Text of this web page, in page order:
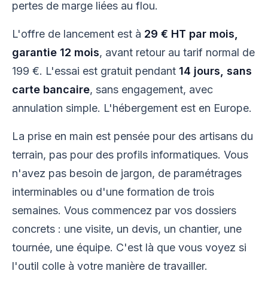
pertes de marge liées au flou.
L'offre de lancement est à 29 € HT par mois,
garantie 12 mois, avant retour au tarif normal de
199 €. L'essai est gratuit pendant 14 jours, sans
carte bancaire, sans engagement, avec
annulation simple. L'hébergement est en Europe.
La prise en main est pensée pour des artisans du
terrain, pas pour des profils informatiques. Vous
n'avez pas besoin de jargon, de paramétrages
interminables ou d'une formation de trois
semaines. Vous commencez par vos dossiers
concrets : une visite, un devis, un chantier, une
tournée, une équipe. C'est là que vous voyez si
l'outil colle à votre manière de travailler.